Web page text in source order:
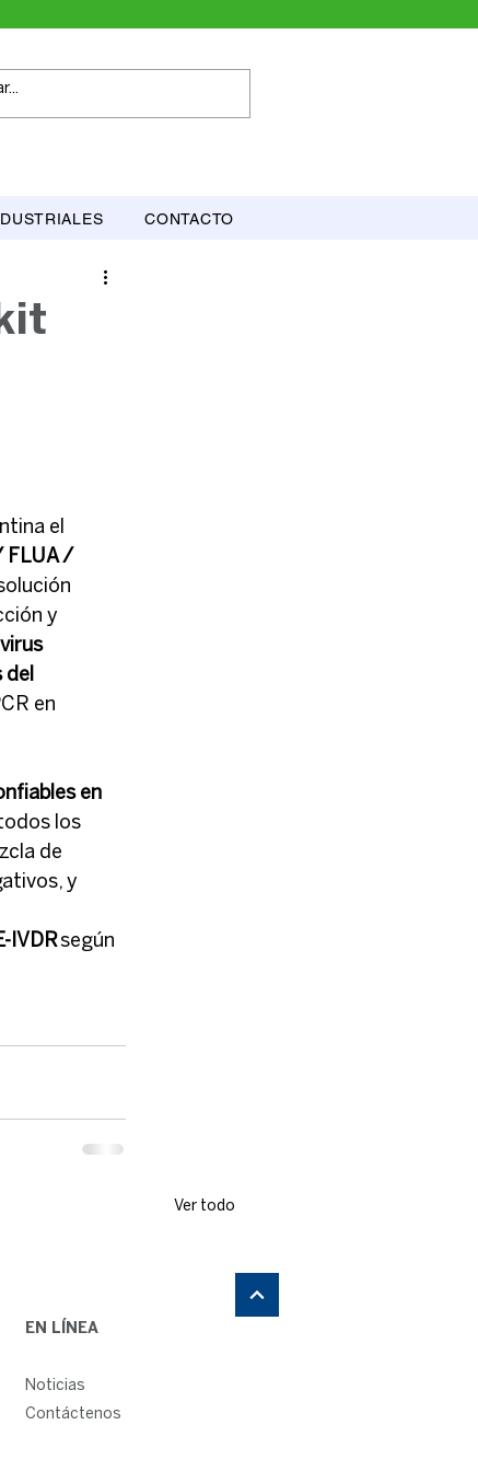
CONTACTO
el
FLUA /
y
en
en
los
de
y
IVDR según
Ver todo
EN LÍNEA
Noticias
Contáctenos